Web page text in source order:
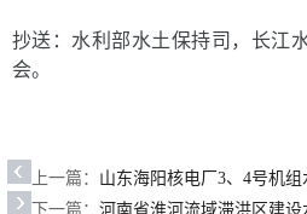
抄送：水利部水土保持司， 长江
会。
上一篇： 山东海阳核电厂3、4号机组
下一篇： 河南省淮河流域滞洪区建设